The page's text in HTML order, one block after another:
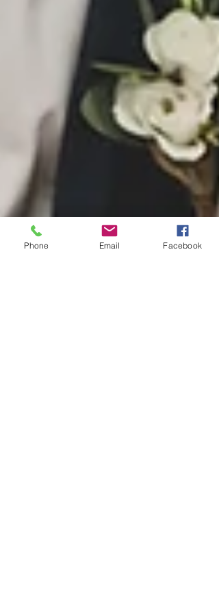
Phone Email Facebook